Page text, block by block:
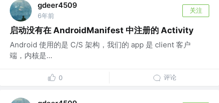
gdeer4509
6年前
关注
启动没有在 AndroidManifest 中注册的 Activity
Android 使用的是 C/S 架构，我们的 app 是 client 客户
端，内核是...
0 评论